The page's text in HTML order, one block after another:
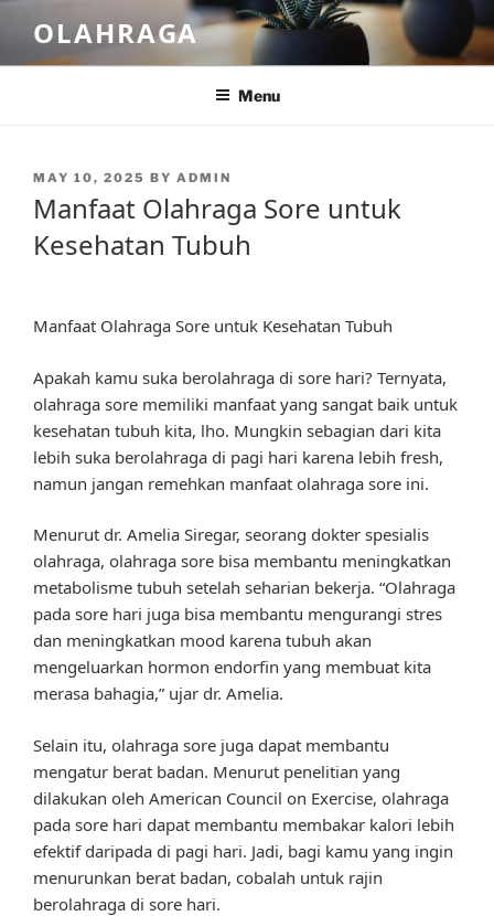
content
OLAHRAGA
Menu
POSTED
MAY 10, 2025 BY ADMIN
Manfaat Olahraga Sore untuk
Kesehatan Tubuh
Manfaat Olahraga Sore untuk Kesehatan Tubuh
Apakah kamu suka berolahraga di sore hari? Ternyata,
olahraga sore memiliki manfaat yang sangat baik untuk
kesehatan tubuh kita, lho. Mungkin sebagian dari kita
lebih suka berolahraga di pagi hari karena lebih fresh,
namun jangan remehkan manfaat olahraga sore ini.
Menurut dr. Amelia Siregar, seorang dokter spesialis
olahraga, olahraga sore bisa membantu meningkatkan
metabolisme tubuh setelah seharian bekerja. “Olahraga
pada sore hari juga bisa membantu mengurangi stres
dan meningkatkan mood karena tubuh akan
mengeluarkan hormon endorfin yang membuat kita
merasa bahagia,” ujar dr. Amelia.
Selain itu, olahraga sore juga dapat membantu
mengatur berat badan. Menurut penelitian yang
dilakukan oleh American Council on Exercise, olahraga
pada sore hari dapat membantu membakar kalori lebih
efektif daripada di pagi hari. Jadi, bagi kamu yang ingin
menurunkan berat badan, cobalah untuk rajin
berolahraga di sore hari.